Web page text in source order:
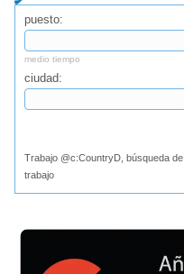
puesto:
medio tiempo
ciudad:
Trabajo @c:CountryD, búsqueda de
trabajo